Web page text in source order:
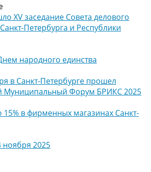
XV заседание Совета делового
Петербурга и Республики
народного единства
в Санкт-Петербурге прошел
Муниципальный Форум БРИКС 2025
15% в фирменных магазинах Санкт-
ноября 2025